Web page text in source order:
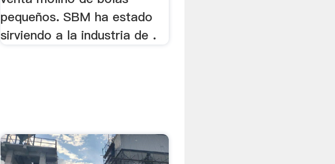
pequeños. SBM ha estado
sirviendo a la industria de .